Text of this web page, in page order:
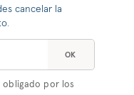
cancelar la
OK
obligado por los